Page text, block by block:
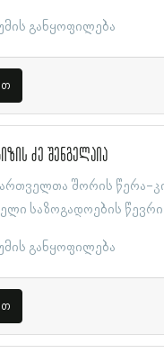
განყოფილება
ძე შენგელაია
შორის წერა-
საზოგადოების წევრი
განყოფილება